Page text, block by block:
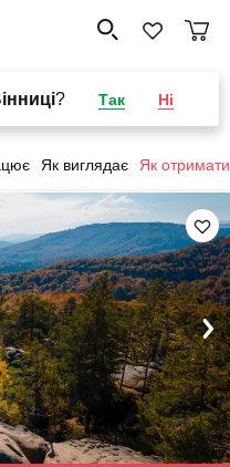
? Так Ні
Як виглядає Як отримати